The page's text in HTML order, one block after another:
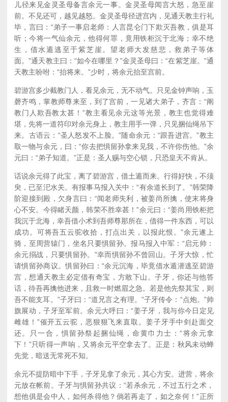
儿径来见金灵圣母备言余元一事。金灵圣母闻言大怒，急至崖
前。不见还可，越见越怒。金灵圣母径进宫内，见通天教主行礼
毕，言曰：“弟子一事启老师：人言昆仑门下欺灭吾教，俱是耳
听；今将一气仙余元，他得何罪，竟用铁柜沉于北海；幸不绝
生，借水遁逃至于紫芝崖。望老师大发慈悲，救弟子等体
面。”通天教主曰：“如今在哪里？”金灵圣母曰：“在紫芝崖。”通
天教主吩咐：“抬将来。”少时，将余元抬至宫前。
碧游宫多少截教门人，看见余元，无不动气。只见金钟声响，玉
磬齐鸣，掌教师尊来至，到了宫前，一见诸大弟子，齐言：“阐
教门人欺吾教太甚！”教主看见余元这等光景，教主也觉得难
堪，先将一道符印对余元身上，教主用手一弹，只见捆仙绳吊下
来。古语云：“圣人怒发不上脸。”随命余元：“跟吾进宫。”教主
取一物与余元，曰：“你去把惧留孙拿来见我，不许你伤他。”余
元曰：“弟子知道。”正是：圣人赐与空心锁，只恐皇天不肯从。
话说余元得了此宝，离了碧游宫，借土遁而来。行得好快，不须
臾，已至汜水关。有报事马报入关中：“有余道长到了。”韩荣降
阶迎接到殿，欠身言曰：“闻老师失利，被姜尚所擒，使末将身
心不安。今得睹天颜，韩荣不胜幸甚！”余元曰：“姜尚用铁柜把
我沉于北海，幸吾借小术到吾师尊那所在，借得一件东西，可以
成功。可将吾五云驼收拾，打点出关，以报此恨。”余元遂上
骑，至周营辕门，坐名只要惧留孙。报马报入中军：“启元帅：
余元搦战，只要惧留孙。”幸而惧留孙不曾回山。子牙大惊，忙
请惧留孙商议。惧留孙曰：“余元沉海，毕竟借水遁潜逃至碧游
宫，想通天教主必定借有奇宝，方敢下山。子牙，你还与他答
话，待吾再擒他进来，且救一时燃眉之急。若是他先祭其宝，则
吾不能支耳。”子牙曰：“道兄言之有理。”子牙传令：“点炮。”帅
旗展动，子牙至军前。余元大呼曰：“姜子牙，我与你今日定见
雌雄！”催开五云驼，恶狠狠飞来直取。姜子牙手中剑赴面交
还。只一合，惧留孙祭起捆仙绳，命黄巾力士：“将余元拿
下！”只听得一声响，又将余元平空拿去了。正是：秋风未动蝉
先觉，暗送无常死不知。
余元不提防暗中下手，子牙见拿了余元，其心方安。进营，将余
元放在帐前。子牙与惧留孙共议：“若杀余元，不过五行之术，
想他俱是会中人，如何杀得他？倘若再走了，如之奈何！”正所